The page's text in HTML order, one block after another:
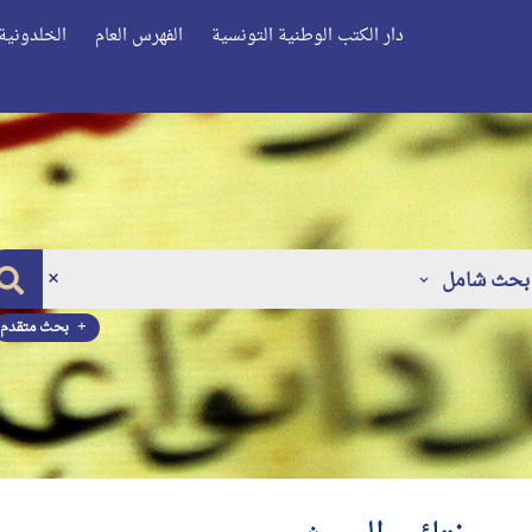
دار الكتب الوطنية التونسية الفهرس العام
بحث شامل
بحث متقدم